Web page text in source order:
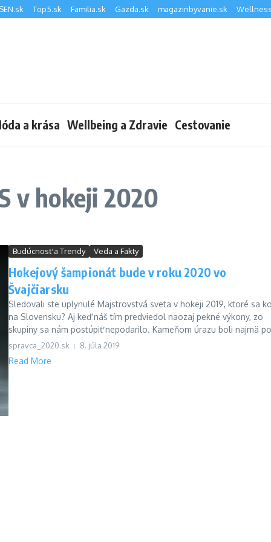
Top5.sk Familia.sk Gazda.sk magazinbyvanie.sk
a krása Wellbeing a Zdravie Cestovanie
v hokeji 2020
Budúcnosť a Trendy Veda a Fakty
Hokejový šampionát bude v roku 2020 vo
Švajčiarsku
Sledovali ste uplynulé Majstrovstvá sveta v hokeji 2019, ktoré sa
na Slovensku? Aj keď náš tím predviedol naozaj pekné výkony, zo
skupiny sa nám postúpiť nepodarilo. Kameňom úrazu boli najmä
spravca_2020.sk 8. júla 2019
Read More